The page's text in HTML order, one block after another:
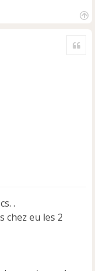
.
chez eu les 2